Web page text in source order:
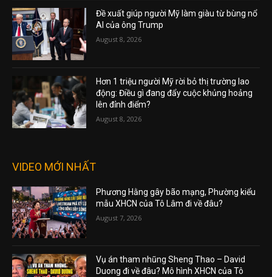
Đề xuất giúp người Mỹ làm giàu từ bùng nổ
AI của ông Trump
August 8, 2026
Hơn 1 triệu người Mỹ rời bỏ thị trường lao
động: Điều gì đang đẩy cuộc khủng hoảng
lên đỉnh điểm?
August 8, 2026
VIDEO MỚI NHẤT
Phương Hằng gây bão mạng, Phường kiểu
mẫu XHCN của Tô Lâm đi về đâu?
August 7, 2026
Vụ án tham nhũng Sheng Thao – David
Duong đi về đâu? Mô hình XHCN của Tô